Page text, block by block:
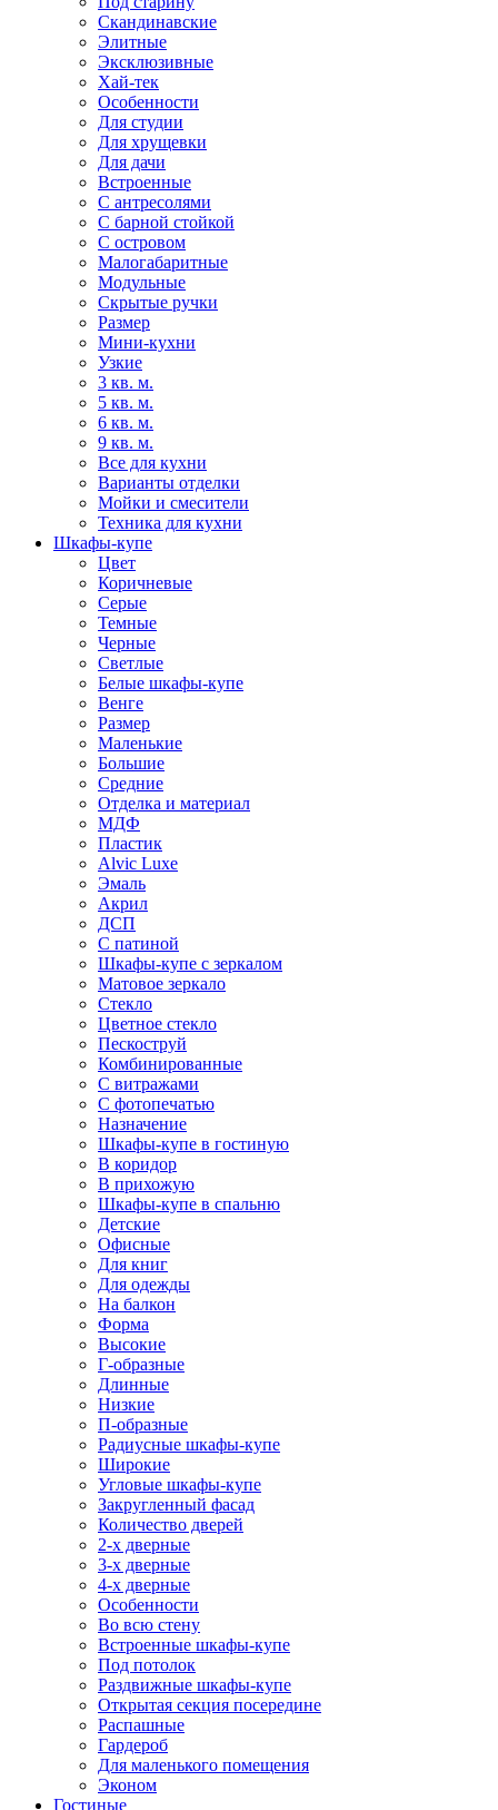
Скандинавские
Элитные
Эксклюзивные
Хай-тек
Особенности
Для студии
Для хрущевки
Для дачи
Встроенные
С антресолями
С барной стойкой
С островом
Малогабаритные
Модульные
Скрытые ручки
Размер
Мини-кухни
Узкие
3 кв. м.
5 кв. м.
6 кв. м.
9 кв. м.
Все для кухни
Варианты отделки
Мойки и смесители
Техника для кухни
Шкафы-купе
Цвет
Коричневые
Серые
Темные
Черные
Светлые
Белые шкафы-купе
Венге
Размер
Маленькие
Большие
Средние
Отделка и материал
МДФ
Пластик
Alvic Luxe
Эмаль
Акрил
ДСП
С патиной
Шкафы-купе с зеркалом
Матовое зеркало
Стекло
Цветное стекло
Пескоструй
Комбинированные
С витражами
С фотопечатью
Назначение
Шкафы-купе в гостиную
В коридор
В прихожую
Шкафы-купе в спальню
Детские
Офисные
Для книг
Для одежды
На балкон
Форма
Высокие
Г-образные
Длинные
Низкие
П-образные
Радиусные шкафы-купе
Широкие
Угловые шкафы-купе
Закругленный фасад
Количество дверей
2-х дверные
3-х дверные
4-х дверные
Особенности
Во всю стену
Встроенные шкафы-купе
Под потолок
Раздвижные шкафы-купе
Открытая секция посередине
Распашные
Гардероб
Для маленького помещения
Эконом
Гостиные